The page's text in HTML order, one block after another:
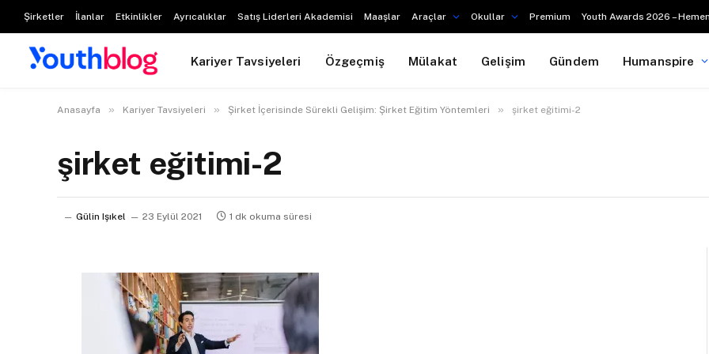
Şirketler İlanlar Etkinlikler Ayrıcalıklar Satış Liderleri Akademisi Maaşlar Araçlar Okullar Premium Youth Awards 2026 –
Kariyer Tavsiyeleri Özgeçmiş Mülakat Gelişim Gündem Humanspire
Anasayfa » Kariyer Tavsiyeleri » Şirket İçerisinde Sürekli Gelişim: Şirket Eğitim Yöntemleri » şirket eğitimi-2
şirket eğitimi-2
Gülin Işıkel 23 Eylül 2021 1 dk okuma süresi